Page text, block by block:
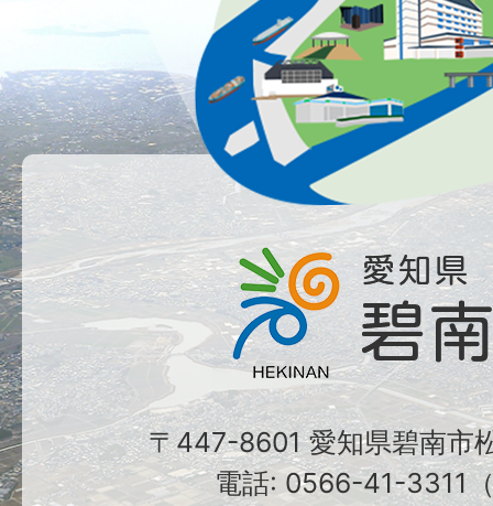
〒447-8601 愛知県碧南市
電話: 0566-41-3311